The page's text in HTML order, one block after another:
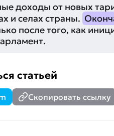
доходы от новых
и селах страны.
после того, как
статьей
Скопировать ссылку